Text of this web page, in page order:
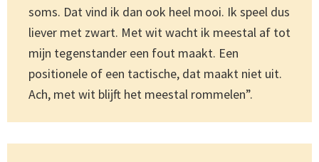
soms. Dat vind ik dan ook heel mooi. Ik speel dus
liever met zwart. Met wit wacht ik meestal af tot
mijn tegenstander een fout maakt. Een
positionele of een tactische, dat maakt niet uit.
Ach, met wit blijft het meestal rommelen”.